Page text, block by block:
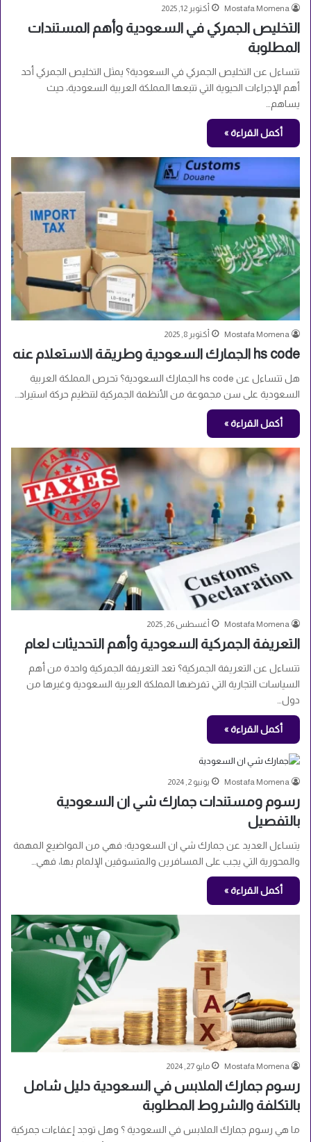
Mostafa Momena أكتوبر 12, 2025
التخليص الجمركي في السعودية وأهم المستندات
المطلوبة
تتساءل عن التخليص الجمركي في السعودية؟ يمثل التخليص الجمركي أحد
أهم الإجراءات الحيوية التي تتبعها المملكة العربية السعودية، حيث
يساهم…
أكمل القراءة »
Mostafa Momena أكتوبر 8, 2025
hs code الجمارك السعودية وطريقة الاستعلام عنه
هل تتساءل عن hs code الجمارك السعودية؟ تحرص المملكة العربية
السعودية على سن مجموعة من الأنظمة الجمركية لتنظيم حركة استيراد…
أكمل القراءة »
Mostafa Momena أغسطس 26, 2025
التعريفة الجمركية السعودية وأهم التحديثات لعام
تتساءل عن التعريفة الجمركية؟ تعد التعريفة الجمركية واحدة من أهم
السياسات التجارية التي تفرضها المملكة العربية السعودية وغيرها من
دول…
أكمل القراءة »
Mostafa Momena يونيو 2, 2024
رسوم ومستندات جمارك شي ان السعودية
بالتفصيل
يتساءل العديد عن جمارك شي ان السعودية؛ فهي من المواضيع المهمة
والمحورية التي يجب على المسافرين والمتسوقين الإلمام بها، فهي…
أكمل القراءة »
Mostafa Momena مايو 27, 2024
رسوم جمارك الملابس في السعودية دليل شامل
بالتكلفة والشروط المطلوبة
ما هي رسوم جمارك الملابس في السعودية ؟ وهل توجد إعفاءات جمركية